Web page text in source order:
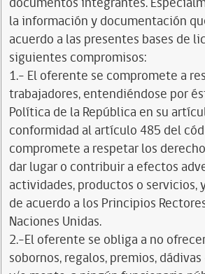
la información y documentación
acuerdo a las presentes bases de
siguientes compromisos:
1.- El oferente se compromete a
trabajadores, entendiéndose por
Política de la República en su
conformidad al artículo 485 del
compromete a respetar los
dar lugar o contribuir a efectos
actividades, productos o servicios,
de acuerdo a los Principios
Naciones Unidas.
2.-El oferente se obliga a no
sobornos, regalos, premios,